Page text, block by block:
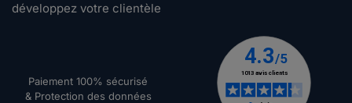
développez votre clientèle
Paiement 100% sécurisé
& Protection des données